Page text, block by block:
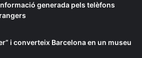
generada pels telèfons
i converteix Barcelona en un museu